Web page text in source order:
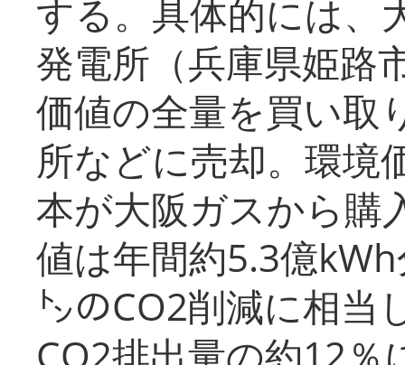
する。具体的には、
発電所（兵庫県姫路
価値の全量を買い取
所などに売却。環境
本が大阪ガスから購
値は年間約5.3億
㌧のCO2削減に相当